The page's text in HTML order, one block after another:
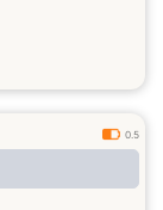
0.5